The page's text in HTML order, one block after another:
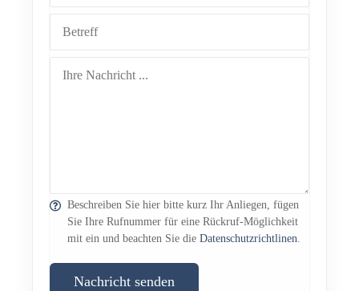
Beschreiben Sie hier bitte kurz Ihr Anliegen, fügen
Sie Ihre Rufnummer für eine Rückruf-Möglichkeit
mit ein und beachten Sie die Datenschutzrichtlinen
Nachricht senden